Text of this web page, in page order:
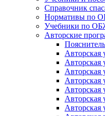
Справочник
Нормативы по
Учебники по
Авторские
Авторская
Авторская
Авторская
Авторская
Авторская
Авторская
Авторская